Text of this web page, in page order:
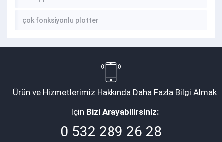
çok fonksiyonlu plotter
Ürün ve Hizmetlerimiz Hakkında Daha Fazla Bilgi Almak
İçin Bizi Arayabilirsiniz:
0 532 289 26 28